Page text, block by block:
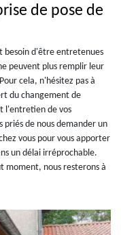
de pose de
besoin d'être entretenues
peuvent plus remplir leur
cela, n'hésitez pas à
du changement de
l'entretien de vos
priés de nous demander un
vous pour vous apporter
un délai irréprochable.
moment, nous resterons à